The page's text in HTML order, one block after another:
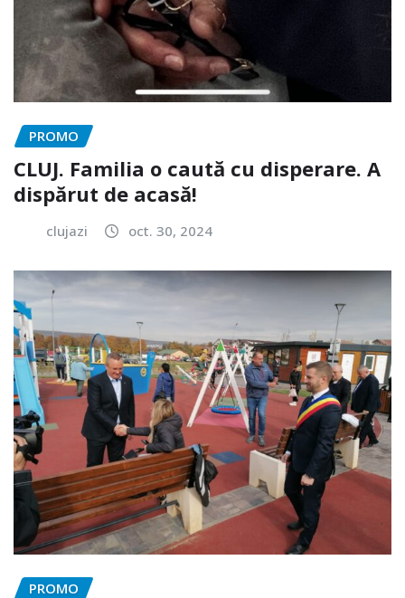
PROMO
CLUJ. Familia o caută cu disperare. A
dispărut de acasă!
clujazi oct. 30, 2024
PROMO